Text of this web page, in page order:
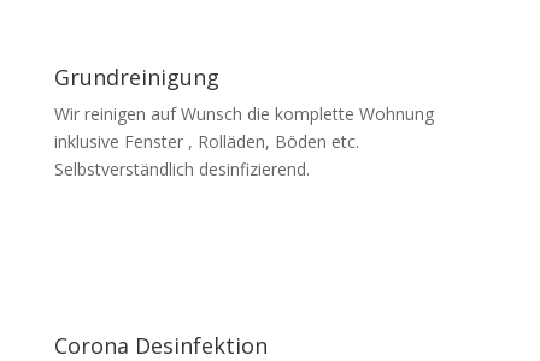
Grundreinigung
Wir reinigen auf Wunsch die komplette Wohnung
inklusive Fenster , Rolläden, Böden etc.
Selbstverständlich desinfizierend.
Corona Desinfektion